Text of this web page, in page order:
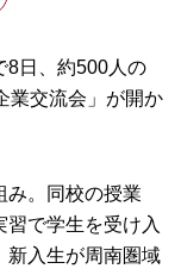
日、約500人の
業交流会」が開か
。同校の授業
で学生を受け入
新入生が周南圏域